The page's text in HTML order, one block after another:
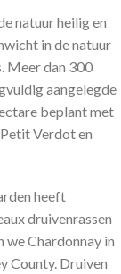
natuur heilig en
in de natuur
Meer dan 300
aangelegde
beplant met
Verdot en
heeft
druivenrassen
we Chardonnay in
County. Druiven